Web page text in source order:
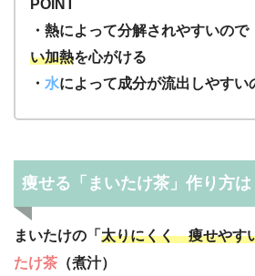
POINT
・熱によって分解されやすいので
い加熱を心がける
・ 水によって成分が流出しやすい
痩せる「まいたけ茶」作り方は
まいたけの「 太りにくく 痩せやす
たけ茶 （煮汁）